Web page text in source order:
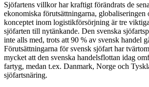
Sjöfartens villkor har kraftigt förändrats de
ekonomiska förutsättningarna, globaliseringen
konceptet inom logistikförsörjning är tre
sjöfarten till nytänkande. Den svenska
inte alls med, trots att 90 % av svensk handel
Förutsättningarna för svensk sjöfart har
mycket att den svenska handelsflottan idag
fartyg, medan t.ex. Danmark, Norge och
sjöfartsnäring.